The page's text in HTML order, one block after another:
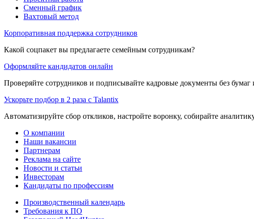
Сменный график
Вахтовый метод
Корпоративная поддержка сотрудников
Какой соцпакет вы предлагаете семейным сотрудникам?
Оформляйте кандидатов онлайн
Проверяйте сотрудников и подписывайте кадровые документы без
Ускорьте подбор в 2 раза с Talantix
Автоматизируйте сбор откликов, настройте воронку, собирайте
О компании
Наши вакансии
Партнерам
Реклама на сайте
Новости и статьи
Инвесторам
Кандидаты по профессиям
Производственный календарь
Требования к ПО